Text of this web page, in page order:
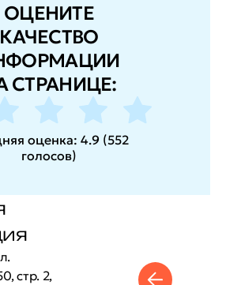
ОЦЕНИТЕ
КАЧЕСТВО
СТРАНИЦЕ:
оценка: 4.9 (552
голосов)
стр. 2,